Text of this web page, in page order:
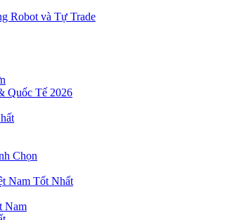
Robot và Tự Trade
Quốc Tế 2026
Chọn
Nam Tốt Nhất
Nam